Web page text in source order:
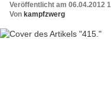
Veröffentlicht am 06.04.2012
Von kampfzwerg